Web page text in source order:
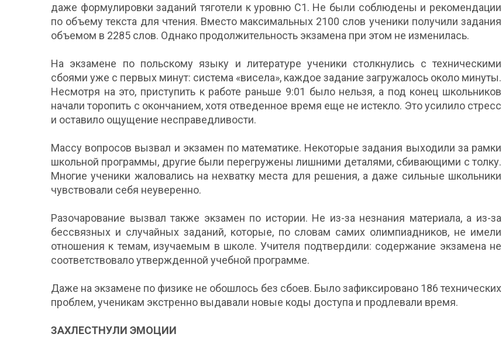
даже формулировки заданий тяготели к уровню C1. Не были соблюдены и рекомендации
по объему текста для чтения. Вместо максимальных 2100 слов ученики получили задания
объемом в 2285 слов. Однако продолжительность экзамена при этом не изменилась.
На экзамене по польскому языку и литературе ученики столкнулись с техническими
сбоями уже с первых минут: система «висела», каждое задание загружалось около минуты.
Несмотря на это, приступить к работе раньше 9:01 было нельзя, а под конец школьников
начали торопить с окончанием, хотя отведенное время еще не истекло. Это усилило стресс
и оставило ощущение несправедливости.
Массу вопросов вызвал и экзамен по математике. Некоторые задания выходили за рамки
школьной программы, другие были перегружены лишними деталями, сбивающими с толку.
Многие ученики жаловались на нехватку места для решения, а даже сильные школьники
чувствовали себя неуверенно.
Разочарование вызвал также экзамен по истории. Не из-за незнания материала, а из-за
бессвязных и случайных заданий, которые, по словам самих олимпиадников, не имели
отношения к темам, изучаемым в школе. Учителя подтвердили: содержание экзамена не
соответствовало утвержденной учебной программе.
Даже на экзамене по физике не обошлось без сбоев. Было зафиксировано 186 технических
проблем, ученикам экстренно выдавали новые коды доступа и продлевали время.
ЗАХЛЕСТНУЛИ ЭМОЦИИ